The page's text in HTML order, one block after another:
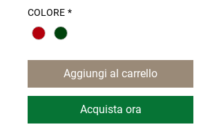
COLORE *
Aggiungi al carrello
Acquista ora